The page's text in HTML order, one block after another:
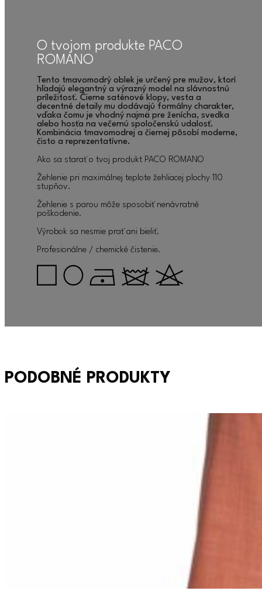
O tvojom produkte PACO
ROMANO
Tento tmavomodrý oblek je určený pre mužov, ktorí
hľadajú elegantný a výrazný model na slávnostnú
príležitosť. Čierne saténové klopy, vesta a
decentné detaily mu dodávajú formálny charakter,
vďaka čomu je vhodný najmä pre ženícha, svedka
alebo hosťa na večernú spoločenskú udalosť.
Kombinácia tmavomodrej a čiernej pôsobí moderne,
čisto a reprezentatívne.
Ako sa starať o tvoj produkt PACO ROMANO
Žehlenie pri maximálnej teplote žehliacej plochy 110
stupňov.
Žehlenie s parou môže sposobiť nenávratné
poškodenie.
Výrobok sa nesmie prať ani bieliť.
Profesionálne / chemické čistenie.
PODOBNÉ PRODUKTY